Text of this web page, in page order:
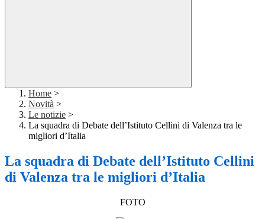
Home >
Novità >
Le notizie >
La squadra di Debate dell’Istituto Cellini di Valenza tra le
migliori d’Italia
La squadra di Debate dell’Istituto Cellini
di Valenza tra le migliori d’Italia
FOTO